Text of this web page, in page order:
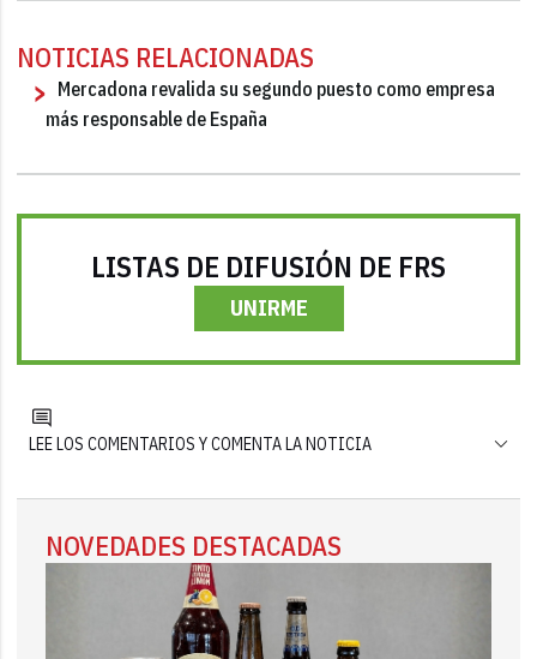
NOTICIAS RELACIONADAS
Mercadona revalida su segundo puesto como empresa
más responsable de España
LISTAS DE DIFUSIÓN DE FRS
UNIRME
LEE LOS COMENTARIOS Y COMENTA LA NOTICIA
NOVEDADES DESTACADAS